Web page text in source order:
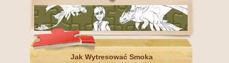
Jak Wytresować Smoka